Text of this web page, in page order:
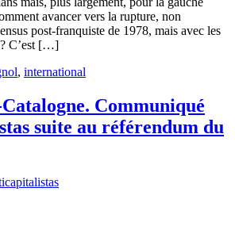
avancer vers la rupture, non
post-franquiste de 1978, mais avec les
C’est […]
, international
Communiqué
suite au référendum du